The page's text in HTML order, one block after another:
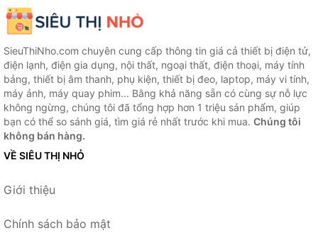
SieuThiNho.com chuyên cung cấp thông tin giá cả thiết bị điện tử,
điện lạnh, điện gia dụng, nội thất, ngoại thất, điện thoại, máy tính
bảng, thiết bị âm thanh, phụ kiện, thiết bị đeo, laptop, máy vi tính,
máy ảnh, máy quay phim... Bằng khả năng sẵn có cùng sự nỗ lực
không ngừng, chúng tôi đã tổng hợp hơn 1 triệu sản phẩm, giúp
bạn có thể so sánh giá, tìm giá rẻ nhất trước khi mua. Chúng tôi
không bán hàng.
VỀ SIÊU THỊ NHỎ
Giới thiệu
Chính sách bảo mật